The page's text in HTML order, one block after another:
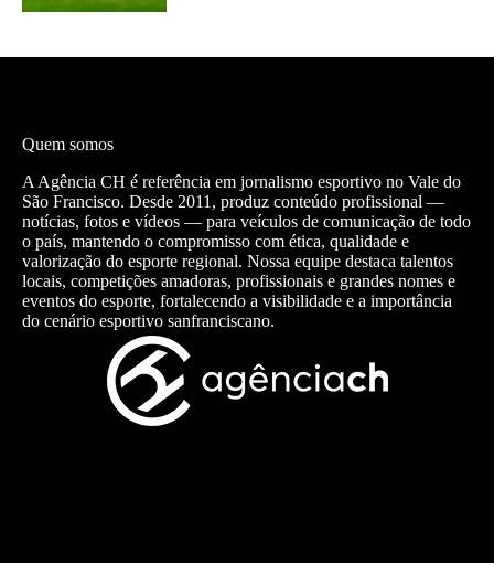
Quem somos
A Agência CH é referência em jornalismo esportivo no Vale do
São Francisco. Desde 2011, produz conteúdo profissional —
notícias, fotos e vídeos — para veículos de comunicação de todo
o país, mantendo o compromisso com ética, qualidade e
valorização do esporte regional. Nossa equipe destaca talentos
locais, competições amadoras, profissionais e grandes nomes e
eventos do esporte, fortalecendo a visibilidade e a importância
do cenário esportivo sanfranciscano.